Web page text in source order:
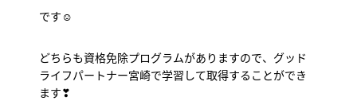
です☺
どちらも資格免除プログラムがありますので、グッド
ライフパートナー宮崎で学習して取得することができ
ます❣